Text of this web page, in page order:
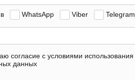
WhatsApp Viber Telegram
согласие с условиями использования
данных